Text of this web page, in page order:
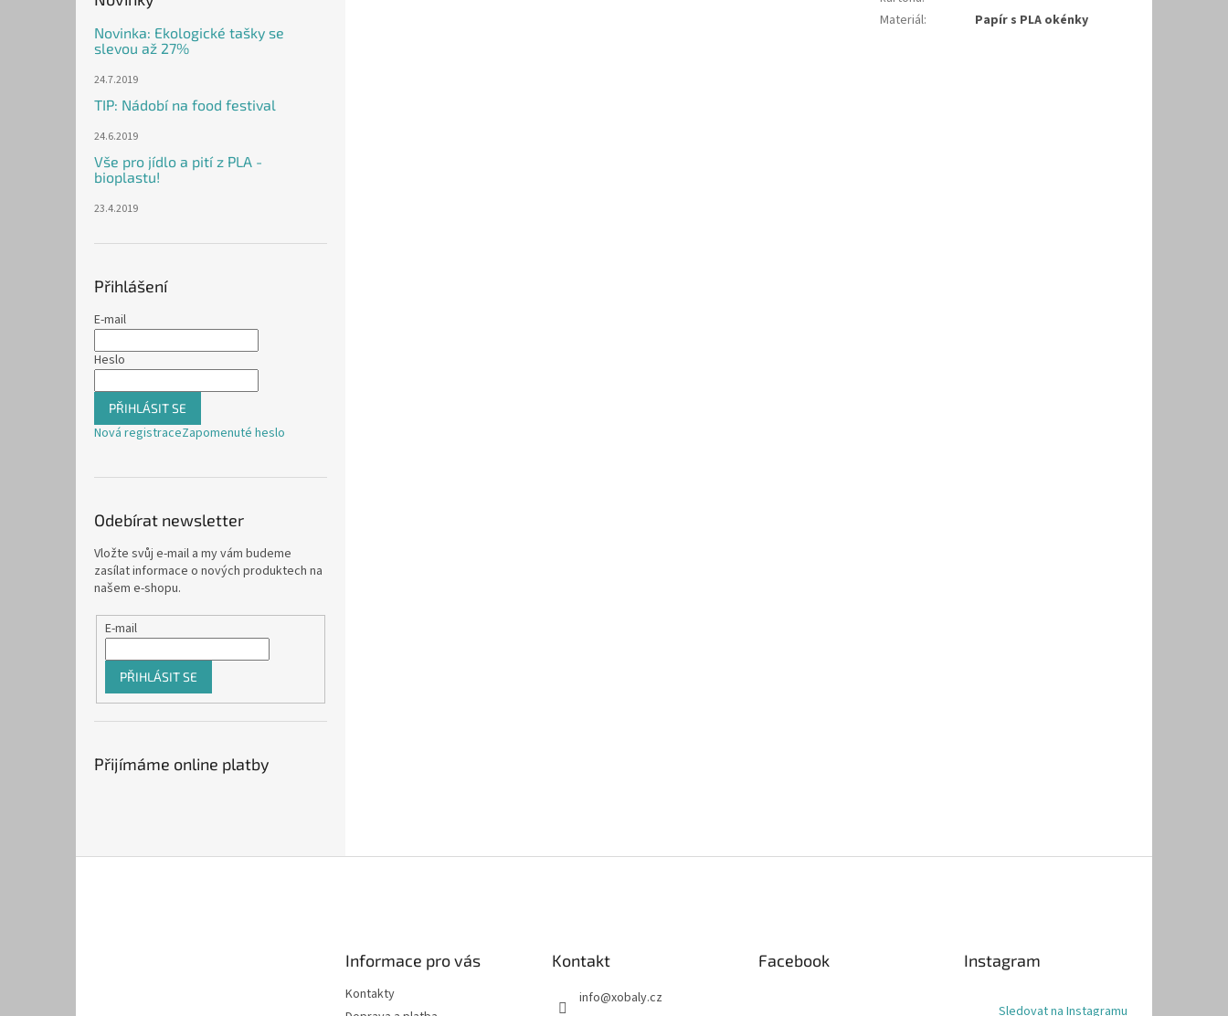
Novinka: Ekologické tašky se
slevou až 27%
24.7.2019
TIP: Nádobí na food festival
24.6.2019
Vše pro jídlo a pití z PLA -
bioplastu!
23.4.2019
Přihlášení
E-mail
Heslo
PŘIHLÁSIT SE
Nová registraceZapomenuté heslo
Odebírat newsletter
Vložte svůj e-mail a my vám budeme
zasílat informace o nových produktech na
našem e-shopu.
E-mail
PŘIHLÁSIT SE
Přijímáme online platby
Materiál: Papír s PLA okénky
Informace pro vás
Kontakty
Kontakt
info@xobaly.cz
Facebook Instagram
Sledovat na Instagramu